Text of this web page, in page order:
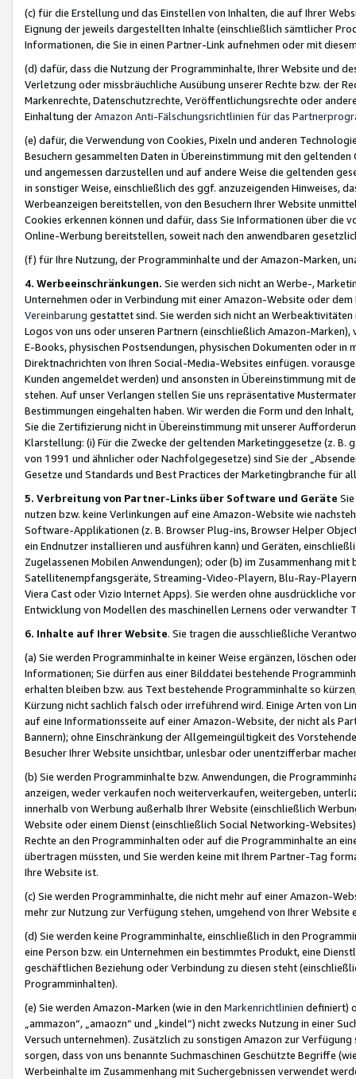
(c) für die Erstellung und das Einstellen von Inhalten, die auf Ihrer
Eignung der jeweils dargestellten Inhalte (einschließlich sämtlicher
Informationen, die Sie in einen Partner-Link aufnehmen oder mit
(d) dafür, dass die Nutzung der Programminhalte, Ihrer Website und
Verletzung oder missbräuchliche Ausübung unserer Rechte bzw. der
Markenrechte, Datenschutzrechte, Veröffentlichungsrechte oder
Einhaltung derAmazon Anti-Fälschungsrichtlinien für das
(e) dafür, die Verwendung von Cookies, Pixeln und anderen
Besuchern gesammelten Daten in Übereinstimmung mit den
und angemessen darzustellen und auf andere Weise die geltenden
in sonstiger Weise, einschließlich des ggf. anzuzeigenden Hinweises,
Werbeanzeigen bereitstellen, von den Besuchern Ihrer Website
Cookies erkennen können und dafür, dass Sie Informationen über die
Online-Werbung bereitstellen, soweit nach den anwendbaren
(f) für Ihre Nutzung, der Programminhalte und der Amazon-Marken,
4. Werbeeinschränkungen. Sie werden sich nicht an Werbe-,
Unternehmen oder in Verbindung mit einer Amazon-Website oder
Vereinbarung gestattet sind. Sie werden sich nicht an
Logos von uns oder unseren Partnern (einschließlich Amazon-
E-Books, physischen Postsendungen, physischen Dokumenten oder in
Direktnachrichten von Ihren Social-Media-Websites einfügen.
Kunden angemeldet werden) und ansonsten in Übereinstimmung mit
stehen. Auf unser Verlangen stellen Sie uns repräsentative
Bestimmungen eingehalten haben. Wir werden die Form und den
Sie die Zertifizierung nicht in Übereinstimmung mit unserer
Klarstellung: (i) Für die Zwecke der geltenden Marketinggesetze (z. B.
von 1991 und ähnlicher oder Nachfolgegesetze) sind Sie der
Gesetze und Standards und Best Practices der Marketingbranche für
5. Verbreitung von Partner-Links über Software und Geräte
nutzen bzw. keine Verlinkungen auf eine Amazon-Website wie
Software-Applikationen (z. B. Browser Plug-ins, Browser Helper
ein Endnutzer installieren und ausführen kann) und Geräten,
Zugelassenen Mobilen Anwendungen); oder (b) im Zusammenhang
Satellitenempfangsgeräte, Streaming-Video-Playern, Blu-Ray-
Viera Cast oder Vizio Internet Apps). Sie werden ohne ausdrückliche
Entwicklung von Modellen des maschinellen Lernens oder
6. Inhalte auf Ihrer Website. Sie tragen die ausschließliche
(a) Sie werden Programminhalte in keiner Weise ergänzen, löschen
Informationen; Sie dürfen aus einer Bilddatei bestehende
erhalten bleiben bzw. aus Text bestehende Programminhalte so
Kürzung nicht sachlich falsch oder irreführend wird. Einige Arten von
auf eine Informationsseite auf einer Amazon-Website, der nicht als
Bannern); ohne Einschränkung der Allgemeingültigkeit des
Besucher Ihrer Website unsichtbar, unlesbar oder unentzifferbar
(b) Sie werden Programminhalte bzw. Anwendungen, die
anzeigen, weder verkaufen noch weiterverkaufen, weitergeben,
innerhalb von Werbung außerhalb Ihrer Website (einschließlich
Website oder einem Dienst (einschließlich Social Networking-
Rechte an den Programminhalten oder auf die Programminhalte an
übertragen müssten, und Sie werden keine mit Ihrem Partner-Tag
Ihre Website ist.
(c) Sie werden Programminhalte, die nicht mehr auf einer Amazon-
mehr zur Nutzung zur Verfügung stehen, umgehend von Ihrer
(d) Sie werden keine Programminhalte, einschließlich in den
eine Person bzw. ein Unternehmen ein bestimmtes Produkt, eine
geschäftlichen Beziehung oder Verbindung zu diesen steht
Programminhalten).
(e) Sie werden Amazon-Marken (wie in den Markenrichtlinien definiert)
„ammazon“, „amaozn“ und „kindel“) nicht zwecks Nutzung in einer
Versuch unternehmen). Zusätzlich zu sonstigen Amazon zur
sorgen, dass von uns benannte Suchmaschinen Geschützte Begriffe
Werbeinhalte im Zusammenhang mit Suchergebnissen verwendet